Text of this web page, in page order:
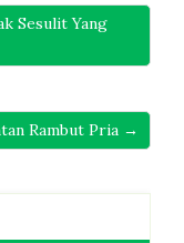
Sesulit Yang
Rambut Pria →